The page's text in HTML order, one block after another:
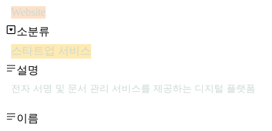
Website
소분류
스타트업 서비스
설명
전자 서명 및 문서 관리 서비스를 제공하는 디지털 플랫폼
이름